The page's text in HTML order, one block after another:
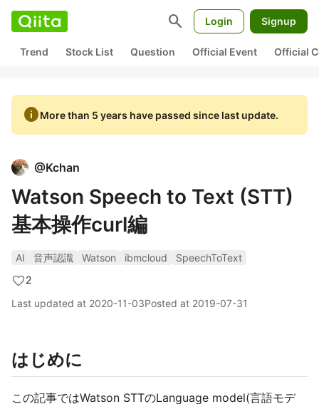
search Login Signup
Trend Stock List Question Official Event Official
infoMore than 5 years have passed since last update.
@Kchan
Watson Speech to Text (STT)
基本操作curl編
AI 音声認識 Watson ibmcloud
SpeechToText
2
Last updated at 2020-11-03Posted at 2019-07-31
はじめに
この記事ではWatson STTのLanguage model(言語モデ